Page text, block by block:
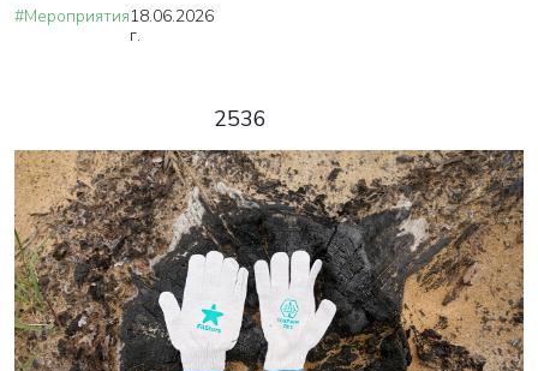
#Мероприятия18.06.2026
г.
2536